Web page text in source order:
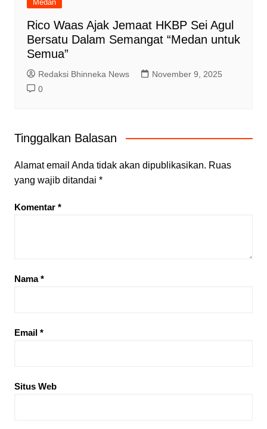
Medan
Rico Waas Ajak Jemaat HKBP Sei Agul
Bersatu Dalam Semangat “Medan untuk
Semua”
Redaksi Bhinneka News
November 9, 2025
0
Tinggalkan Balasan
Alamat email Anda tidak akan dipublikasikan. Ruas
yang wajib ditandai *
Komentar *
Nama*
Email *
Situs Web